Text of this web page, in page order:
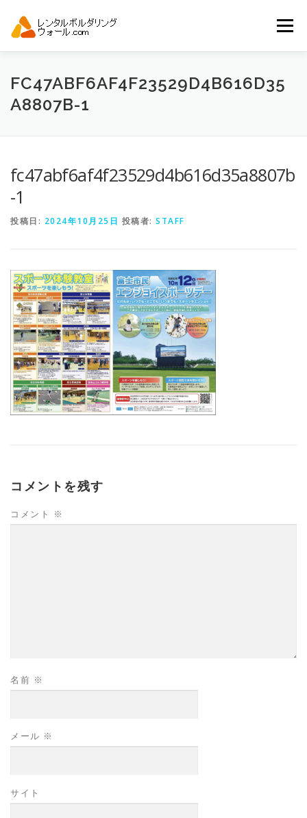
メニュー
トップ 自動見積り 商品一覧
FC47ABF6AF4F23529D4B616D35
A8807B-1
fc47abf6af4f23529d4b616d35a8807b
-1
投稿日: 2024年10月25日 投稿者: STAFF
コメントを残す
コメント ※
名前 ※
メール ※
サイト